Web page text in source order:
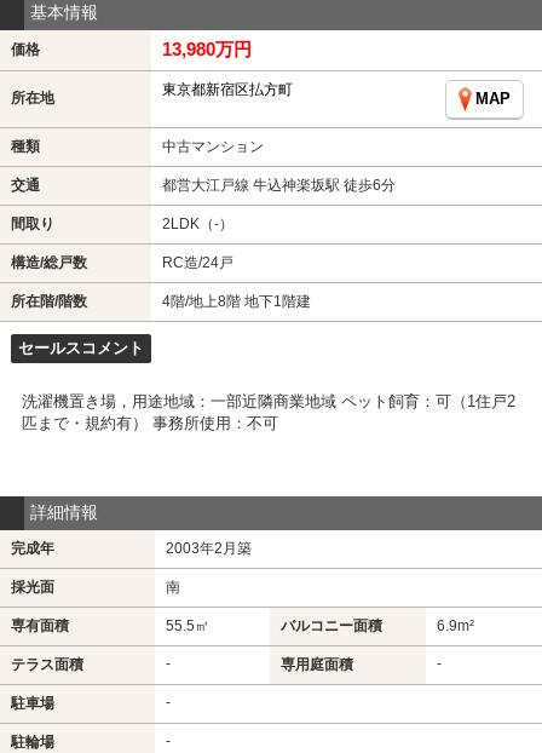
基本情報
価格 13,980万円
所在地 東京都新宿区払方町
MAP
種類 中古マンション
交通 都営大江戸線 牛込神楽坂駅 徒歩6分
間取り 2LDK（-）
構造/総戸数 RC造/24戸
所在階/階数 4階/地上8階 地下1階建
セールスコメント
洗濯機置き場，用途地域：一部近隣商業地域 ペット飼育：可（1住戸2
匹まで・規約有） 事務所使用：不可
詳細情報
完成年 2003年2月築
採光面 南
専有面積 55.5㎡ バルコニー面積 6.9m²
テラス面積 - 専用庭面積 -
駐車場 -
駐輪場 -